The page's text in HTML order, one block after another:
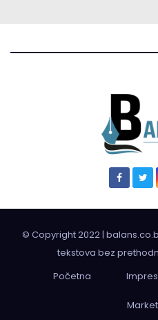
© Copyright 2022 |
tekstova bez
Početna